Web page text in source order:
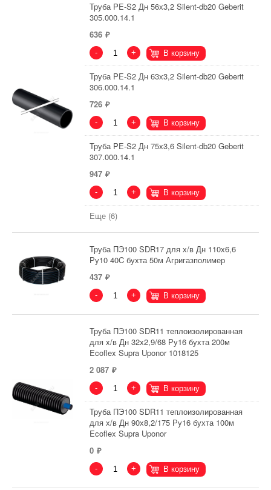
Труба PE-S2 Дн 56х3,2 Silent-db20 Geberit
305.000.14.1
636
- + В корзину
Труба PE-S2 Дн 63х3,2 Silent-db20 Geberit
306.000.14.1
726
- + В корзину
Труба PE-S2 Дн 75х3,6 Silent-db20 Geberit
307.000.14.1
947
- + В корзину
Еще (6)
Труба ПЭ100 SDR17 для х/в Дн 110х6,6
Ру10 40C бухта 50м Агригазполимер
437
- + В корзину
Труба ПЭ100 SDR11 теплоизолированная
для х/в Дн 32х2,9/68 Ру16 бухта 200м
Ecoflex Supra Uponor 1018125
2 087
- + В корзину
Труба ПЭ100 SDR11 теплоизолированная
для х/в Дн 90х8,2/175 Ру16 бухта 100м
Ecoflex Supra Uponor
0
- + В корзину